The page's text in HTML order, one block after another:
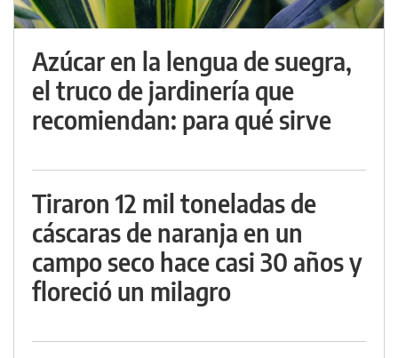
Azúcar en la lengua de suegra,
el truco de jardinería que
recomiendan: para qué sirve
Tiraron 12 mil toneladas de
cáscaras de naranja en un
campo seco hace casi 30 años y
floreció un milagro